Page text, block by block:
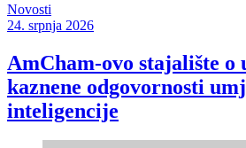
Novosti
24. srpnja 2026
AmCham-ovo stajalište o
kaznene odgovornosti
inteligencije